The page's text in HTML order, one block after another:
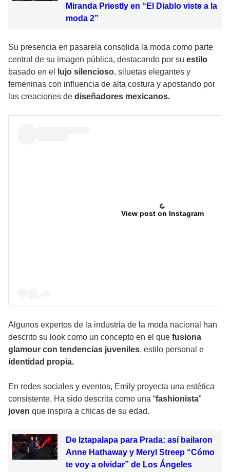
Miranda Priestly en “El Diablo viste a la
moda 2”
Su presencia en pasarela consolida la moda como parte
central de su imagen pública, destacando por su estilo
basado en el
lujo silencioso, siluetas elegantes y
femeninas con influencia de alta costura y apostando por
las creaciones de diseñadores mexicanos.
View post on Instagram
Algunos expertos de la industria de la moda nacional han
descrito su look como un concepto en el que fusiona
glamour con tendencias juveniles, estilo personal e
identidad propia.
En redes sociales y eventos, Emily proyecta una estética
consistente. Ha sido descrita como una “fashionista”
joven que inspira a chicas de su edad.
De Iztapalapa para Prada: así bailaron
Anne Hathaway y Meryl Streep “Cómo
te voy a olvidar” de Los Ángeles